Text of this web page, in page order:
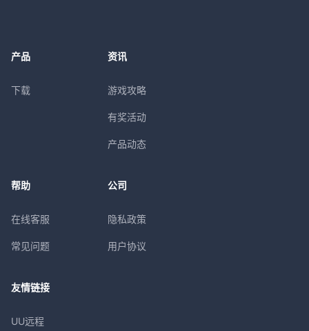
产品
下载
资讯
游戏攻略
有奖活动
产品动态
帮助
在线客服
常见问题
公司
隐私政策
用户协议
友情链接
UU远程